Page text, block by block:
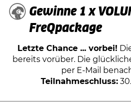
Gewinne 1 x
FreQpackage
Letzte Chance ... vorbei!
bereits vorüber. Die
per E-Mail
Teilnahmeschluss: